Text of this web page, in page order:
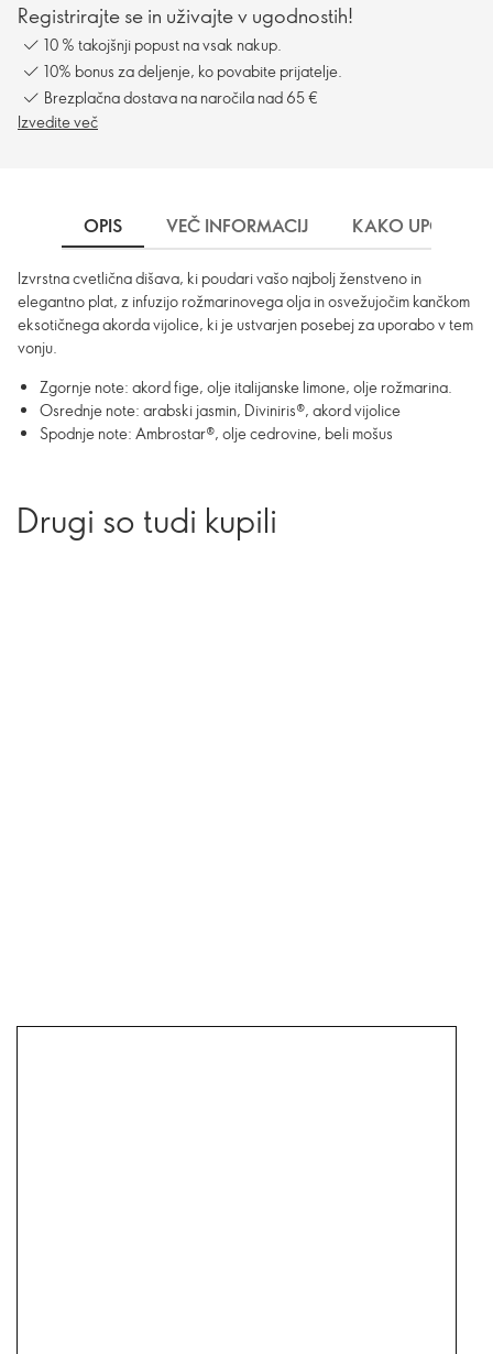
Registrirajte se in uživajte v ugodnostih!
10 % takojšnji popust na vsak nakup.
10% bonus za deljenje, ko povabite prijatelje.
Brezplačna dostava na naročila nad 65 €
Izvedite več
OPIS VEČ INFORMACIJ KAKO
Izvrstna cvetlična dišava, ki poudari vašo najbolj ženstveno in
elegantno plat, z infuzijo rožmarinovega olja in osvežujočim kančkom
eksotičnega akorda vijolice, ki je ustvarjen posebej za uporabo v tem
vonju.
Zgornje note: akord fige, olje italijanske limone, olje rožmarina.
Osrednje note: arabski jasmin, Diviniris®, akord vijolice
Spodnje note: Ambrostar®, olje cedrovine, beli mošus
Drugi so tudi kupili